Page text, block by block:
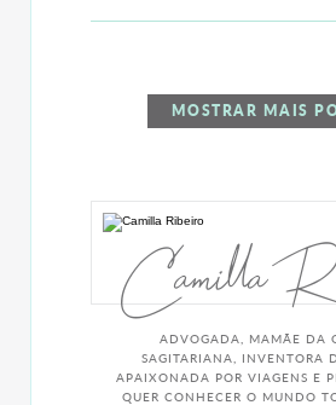
MOSTRAR MAIS
Camilla
ADVOGADA, MAMÃE DA
SAGITARIANA, INVENTORA
APAIXONADA POR VIAGENS E
QUER CONHECER O MUNDO